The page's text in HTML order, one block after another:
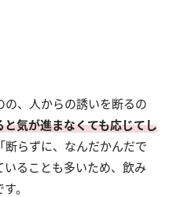
、人からの誘いを断るの
と気が進まなくても応じてし
断らずに、なんだかんだで
ることも多いため、飲み
。